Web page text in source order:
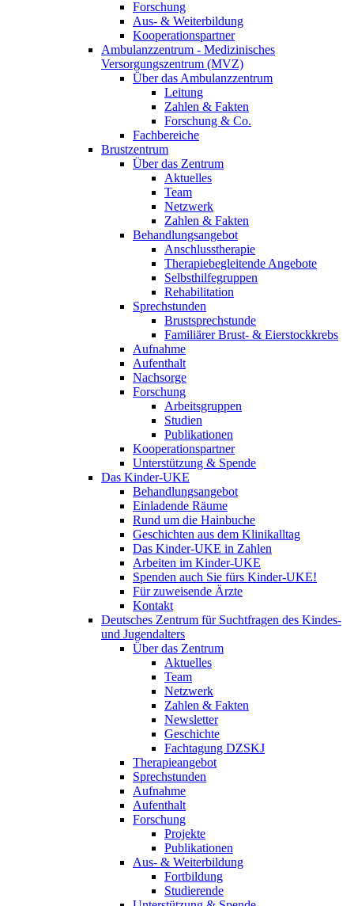
Forschung
Aus- & Weiterbildung
Kooperationspartner
Ambulanzzentrum - Medizinisches
Versorgungszentrum (MVZ)
Über das Ambulanzzentrum
Leitung
Zahlen & Fakten
Forschung & Co.
Fachbereiche
Brustzentrum
Über das Zentrum
Aktuelles
Team
Netzwerk
Zahlen & Fakten
Behandlungsangebot
Anschlusstherapie
Therapiebegleitende Angebote
Selbsthilfegruppen
Rehabilitation
Sprechstunden
Brustsprechstunde
Familiärer Brust- & Eierstockkrebs
Aufnahme
Aufenthalt
Nachsorge
Forschung
Arbeitsgruppen
Studien
Publikationen
Kooperationspartner
Unterstützung & Spende
Das Kinder-UKE
Behandlungsangebot
Einladende Räume
Rund um die Hainbuche
Geschichten aus dem Klinikalltag
Das Kinder-UKE in Zahlen
Arbeiten im Kinder-UKE
Spenden auch Sie fürs Kinder-UKE!
Für zuweisende Ärzte
Kontakt
Deutsches Zentrum für Suchtfragen des Kindes-
und Jugendalters
Über das Zentrum
Aktuelles
Team
Netzwerk
Zahlen & Fakten
Newsletter
Geschichte
Fachtagung DZSKJ
Therapieangebot
Sprechstunden
Aufnahme
Aufenthalt
Forschung
Projekte
Publikationen
Aus- & Weiterbildung
Fortbildung
Studierende